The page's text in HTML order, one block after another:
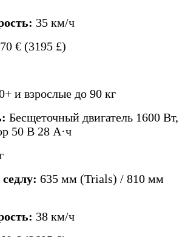
35 км/ч
€ (3195 £)
и взрослые до 90 кг
Бесщеточный двигатель 1600 Вт,
50 В 28 А·ч
635 мм (Trials) / 810 мм
38 км/ч